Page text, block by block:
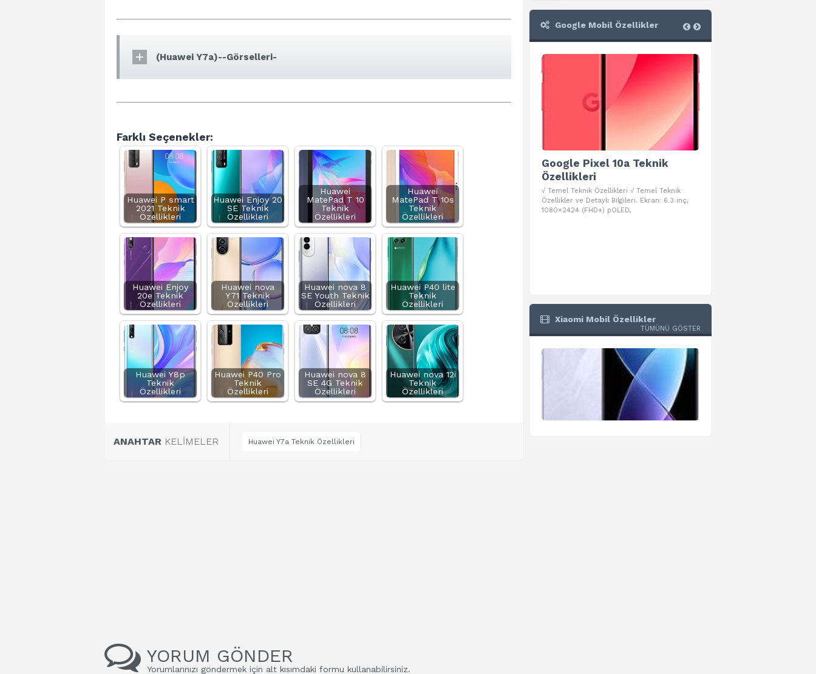
(Huawei Y7a)--Görselleri-
Farklı Seçenekler:
Huawei P smart
2021 Teknik
Özellikleri
Huawei Enjoy 20
SE Teknik
Özellikleri
Huawei
MatePad T 10
Teknik
Özellikleri
Huawei
MatePad T 10s
Teknik
Özellikleri
Huawei Enjoy
20e Teknik
Özellikleri
Huawei nova
Y71 Teknik
Özellikleri
Huawei nova 8
SE Youth Teknik
Özellikleri
Huawei P40 lite
Teknik
Özellikleri
Huawei Y8p
Teknik
Özellikleri
Huawei P40 Pro
Teknik
Özellikleri
Huawei nova 8
SE 4G Teknik
Özellikleri
Huawei nova 12i
Teknik
Özellikleri
ANAHTAR KELİMELER Huawei Y7a Teknik Özellikleri
YORUM GÖNDER
Yorumlarınızı göndermek için alt kısımdaki formu kullanabilirsiniz.
Google Mobil Özellikler
Google Pixel 10 Pro Teknik
Özellikleri
√ Temel Teknik Özellikleri √ Temel Teknik
Özellikler ve Detaylı Bilgileri. Ekran: 6.3 inç,
1280 x 2856 piksel, 120 Hz LTPO
Google Pixel 10a Teknik
Özellikleri
√ Temel Teknik Özellikleri √ Temel Teknik
Özellikler ve Detaylı Bilgileri. Ekran: 6.3 inç,
1080×2424 (FHD+) pOLED,
Xiaomi Mobil Özellikler
TÜMÜNÜ GÖSTER